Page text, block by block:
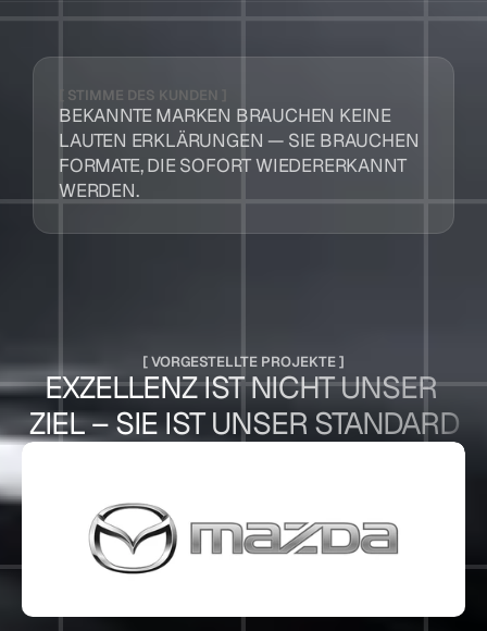
[ STIMME DES KUNDEN ]
BEKANNTE MARKEN BRAUCHEN KEINE
LAUTEN ERKLÄRUNGEN — SIE BRAUCHEN
FORMATE, DIE SOFORT WIEDERERKANNT
WERDEN.
[ VORGESTELLTE PROJEKTE ]
EXZELLENZ IST NICHT UNSER
ZIEL – SIE IST UNSER STANDARD